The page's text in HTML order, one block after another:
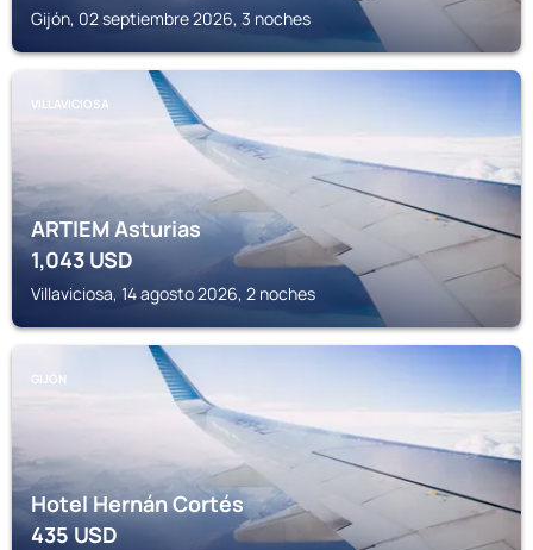
Gijón, 02 septiembre 2026, 3 noches
VILLAVICIOSA
ARTIEM Asturias
1,043USD
Villaviciosa, 14 agosto 2026, 2 noches
GIJÓN
Hotel Hernán Cortés
435USD